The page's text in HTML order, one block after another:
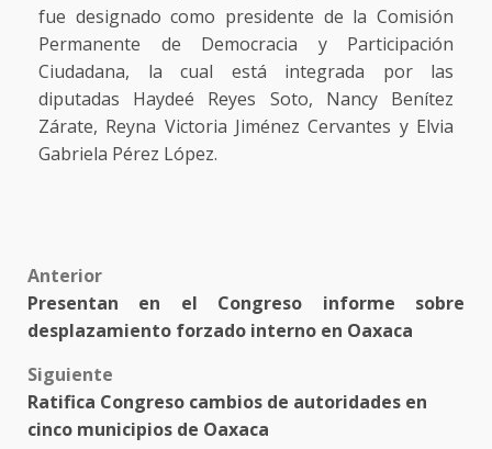
fue designado como presidente de la Comisión
Permanente de Democracia y Participación
Ciudadana, la cual está integrada por las
diputadas Haydeé Reyes Soto, Nancy Benítez
Zárate, Reyna Victoria Jiménez Cervantes y Elvia
Gabriela Pérez López.
Post
navigation
Anterior
Presentan en el Congreso informe sobre
desplazamiento forzado interno en Oaxaca
Siguiente
Ratifica Congreso cambios de autoridades en
cinco municipios de Oaxaca